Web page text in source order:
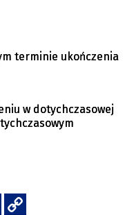
terminie ukończenia
w dotychczasowej